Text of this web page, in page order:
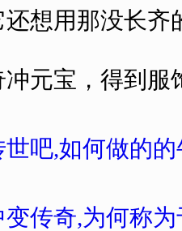
想用那没长齐
冲元宝，得到
世吧,如何做的
变传奇,为何称